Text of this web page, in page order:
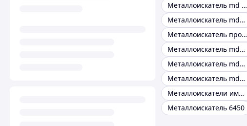
Металлоискатель md 3010
Металлоискатель md-9020c
Металлоискатель профессиональный
Металлоискатель md6250
Металлоискатель md-3028
Металлоискатель md6350
Металлоискатели импульсные
Металлоискатель 6450